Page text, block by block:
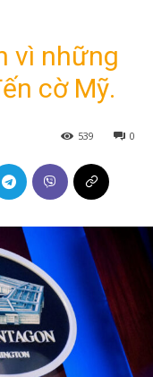
vì những
cờ Mỹ.
0
539